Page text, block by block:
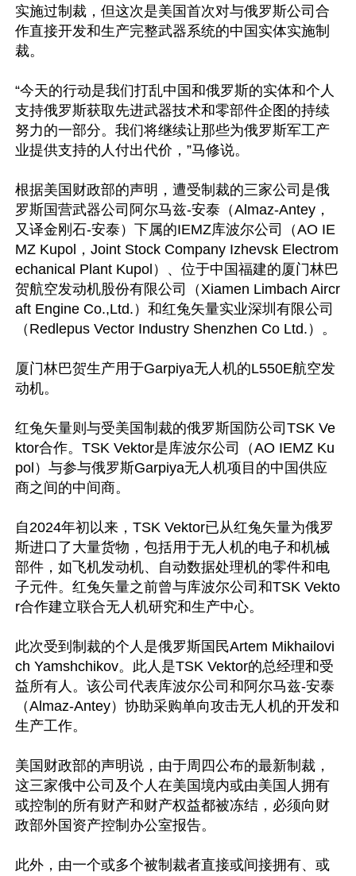
实施过制裁，但这次是美国首次对与俄罗斯公司合
作直接开发和生产完整武器系统的中国实体实施制
裁。
“今天的行动是我们打乱中国和俄罗斯的实体和个人
支持俄罗斯获取先进武器技术和零部件企图的持续
努力的一部分。我们将继续让那些为俄罗斯军工产
业提供支持的人付出代价，”马修说。
根据美国财政部的声明，遭受制裁的三家公司是俄
罗斯国营武器公司阿尔马兹-安泰（Almaz-Antey，
又译金刚石-安泰）下属的IEMZ库波尔公司（AO IE
MZ Kupol，Joint Stock Company Izhevsk Electrom
echanical Plant Kupol）、位于中国福建的厦门林巴
贺航空发动机股份有限公司（Xiamen Limbach Aircr
aft Engine Co.,Ltd.）和红兔矢量实业深圳有限公司
（Redlepus Vector Industry Shenzhen Co Ltd.）。
厦门林巴贺生产用于Garpiya无人机的L550E航空发
动机。
红兔矢量则与受美国制裁的俄罗斯国防公司TSK Ve
ktor合作。TSK Vektor是库波尔公司（AO IEMZ Ku
pol）与参与俄罗斯Garpiya无人机项目的中国供应
商之间的中间商。
自2024年初以来，TSK Vektor已从红兔矢量为俄罗
斯进口了大量货物，包括用于无人机的电子和机械
部件，如飞机发动机、自动数据处理机的零件和电
子元件。红兔矢量之前曾与库波尔公司和TSK Vekto
r合作建立联合无人机研究和生产中心。
此次受到制裁的个人是俄罗斯国民Artem Mikhailovi
ch Yamshchikov。此人是TSK Vektor的总经理和受
益所有人。该公司代表库波尔公司和阿尔马兹-安泰
（Almaz-Antey）协助采购单向攻击无人机的开发和
生产工作。
美国财政部的声明说，由于周四公布的最新制裁，
这三家俄中公司及个人在美国境内或由美国人拥有
或控制的所有财产和财产权益都被冻结，必须向财
政部外国资产控制办公室报告。
此外，由一个或多个被制裁者直接或间接拥有、或